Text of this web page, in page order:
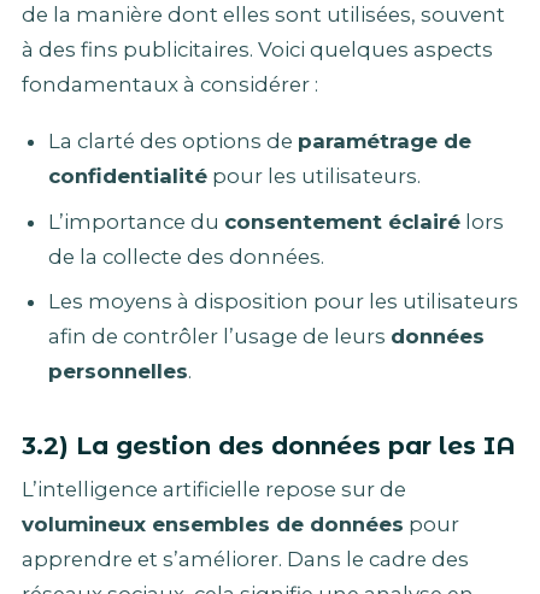
de la manière dont elles sont utilisées, souvent
à des fins publicitaires. Voici quelques aspects
fondamentaux à considérer :
La clarté des options de paramétrage de
confidentialitépour les utilisateurs.
L’importance du consentement éclairélors
de la collecte des données.
Les moyens à disposition pour les utilisateurs
afin de contrôler l’usage de leurs données
personnelles.
3.2) La gestion des données par les IA
L’intelligence artificielle repose sur de
volumineux ensembles de données pour
apprendre et s’améliorer. Dans le cadre des